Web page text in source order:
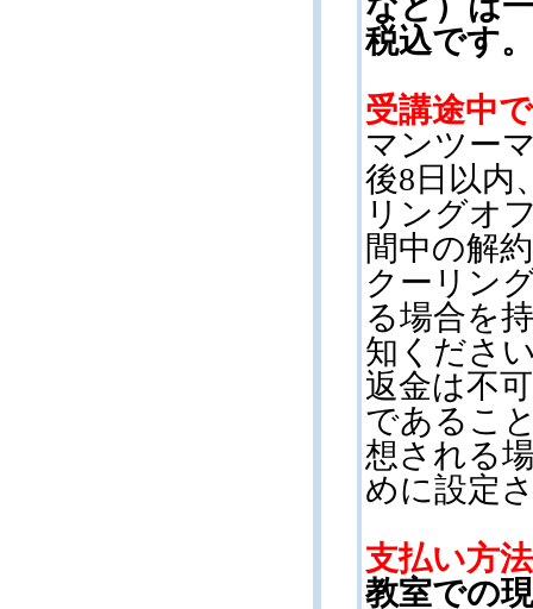
税込です
受講途中
マンツー
後8 日以内
リングオ
間中の解
クーリン
る場合を
知くださ
返金は不
であるこ
想される
めに設定
支払い方
教室での